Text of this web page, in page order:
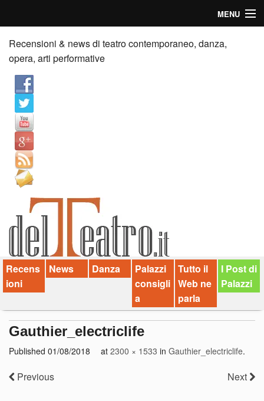
MENU
Home
Recensioni
Anticipazioni
News
Palazzi consiglia
Video
Chi siamo
Contatti
dT in English
Recensioni & news di teatro contemporaneo, danza,
opera, arti performative
Recens
ioni
News Danza
Palazzi
consigli
a
Tutto il
Web ne
parla
I Post di
Palazzi
Gauthier_electriclife
Published 01/08/2018 at 2300 × 1533 in Gauthier_electriclife.
Previous Next